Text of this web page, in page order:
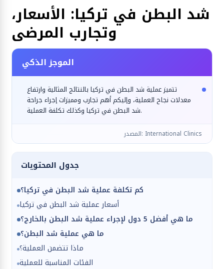
شد البطن في تركيا: الأسعار،
وتجارب المرضى
الموجز الذكي
تتميز عملية شد البطن في تركيا بالنتائج المثالية وارتفاع
معدلات نجاح العملية، وإليكم أهم تجارب ومميزات إجراء جراحة
شد البطن في تركيا وكذلك تكلفة العملية.
المصدر: International Clinics
جدول المحتويات
كم تكلفة عملية شد البطن في تركيا؟
ما هي أفضل 5 دول لإجراء عملية شد البطن بالخارج؟
ما هي عملية شد البطن؟
ماذا تتضمن العملية؟
الفئات المناسبة للعملية